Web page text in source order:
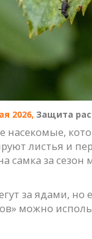
2026, Защита
насекомые,
листья и
самка за
за ядами,
можно